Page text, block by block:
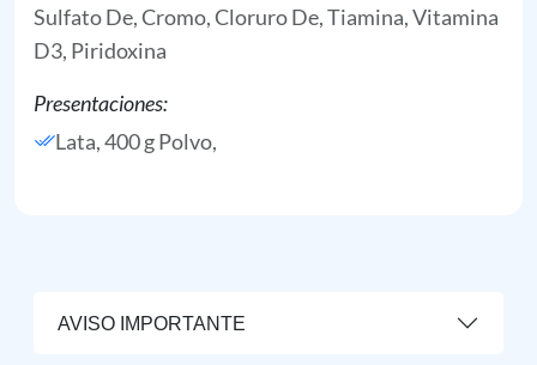
Sulfato De,Cromo, Cloruro De,Tiamina,Vitamina
D3, Piridoxina
Presentaciones:
Lata, 400 g Polvo,
AVISO IMPORTANTE